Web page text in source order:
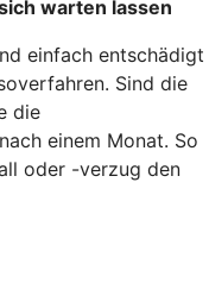
warten lassen
einfach entschädigt
Sind die
die
einem Monat. So
oder -verzug den